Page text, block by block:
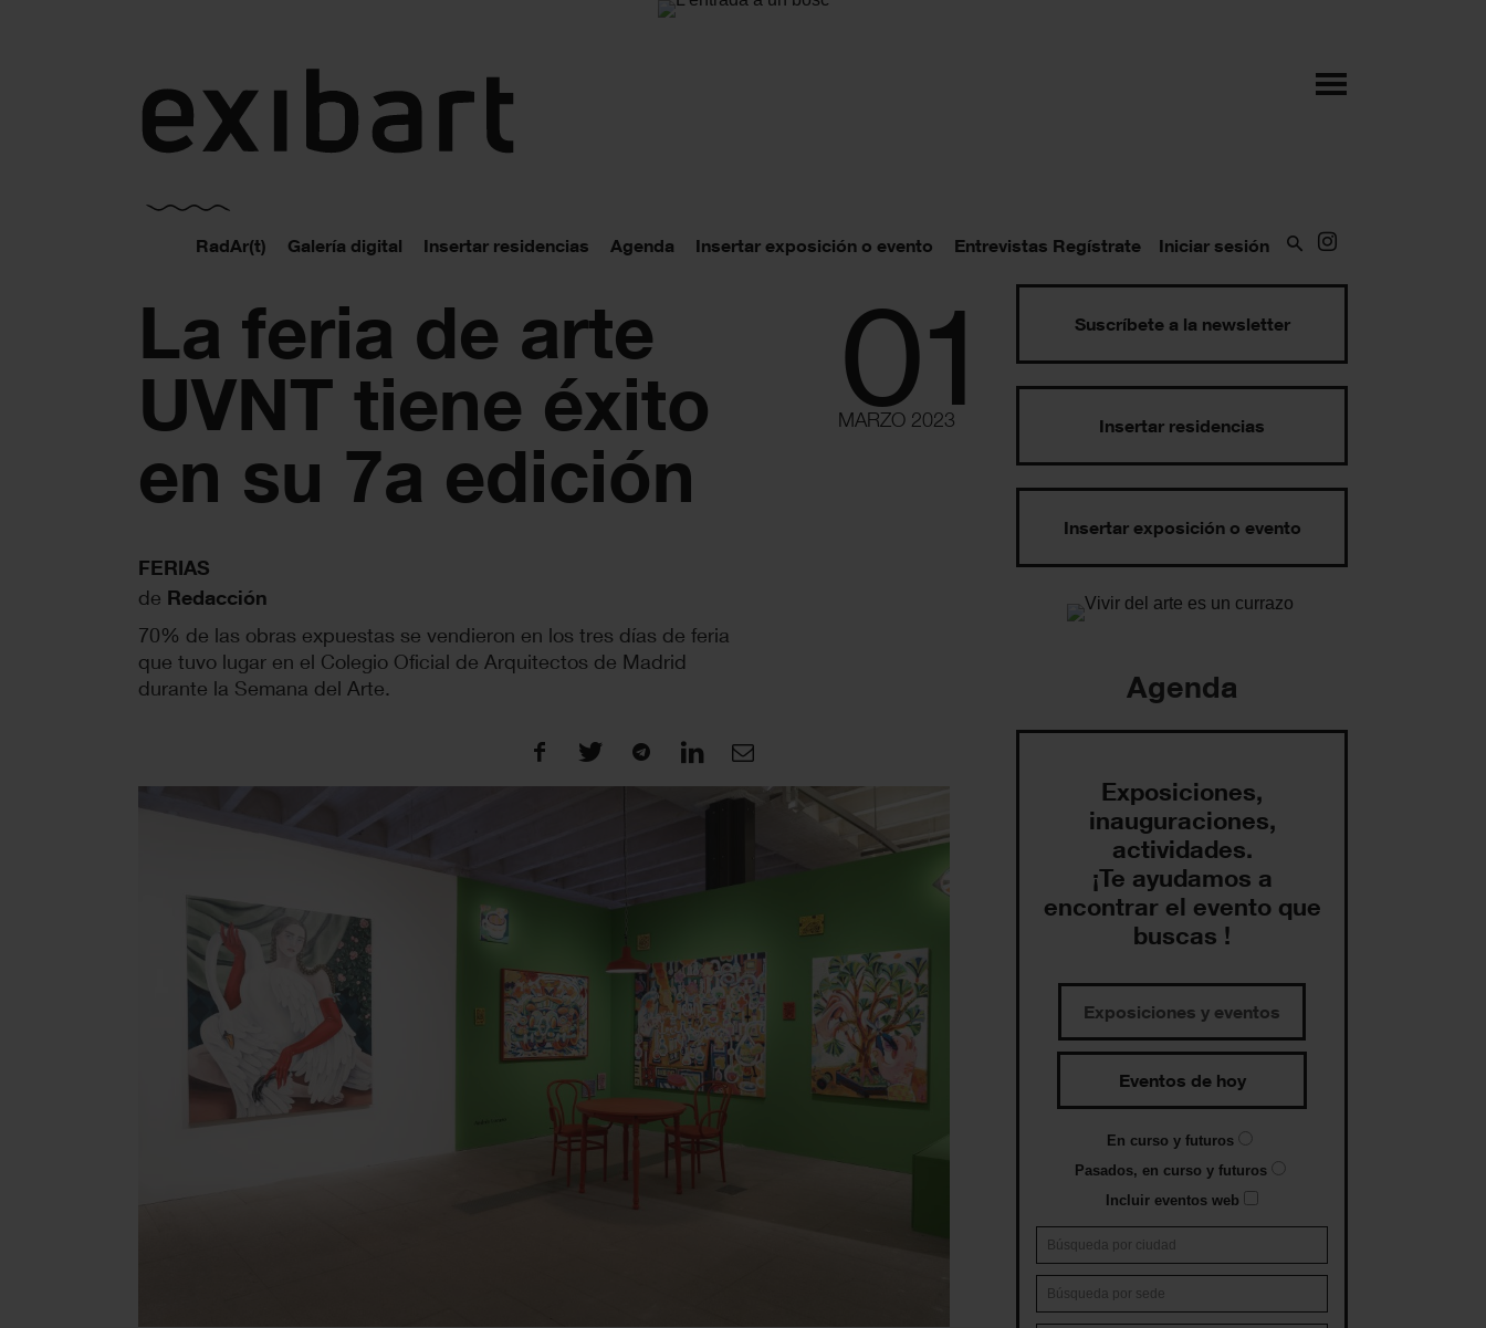
RadAr(t) Galería digital Insertar residencias Agenda Insertar exposición o evento Entrevistas Regístrate Iniciar sesión
01
MARZO 2023
La feria de arte
UVNT tiene éxito
en su 7a edición
FERIAS
de Redacción
70% de las obras expuestas se vendieron en los tres días de feria
que tuvo lugar en el Colegio Oficial de Arquitectos de Madrid
durante la Semana del Arte.
Suscríbete a la newsletter
Insertar residencias
Insertar exposición o evento
Agenda
Exposiciones,
inauguraciones,
actividades.
¡Te ayudamos a
encontrar el evento que
buscas !
Exposiciones y eventos
Eventos de hoy
En curso y futuros
Pasados, en curso y futuros
Incluir eventos web